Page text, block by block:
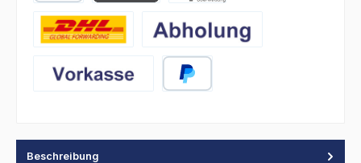
Abholung
Beschreibung